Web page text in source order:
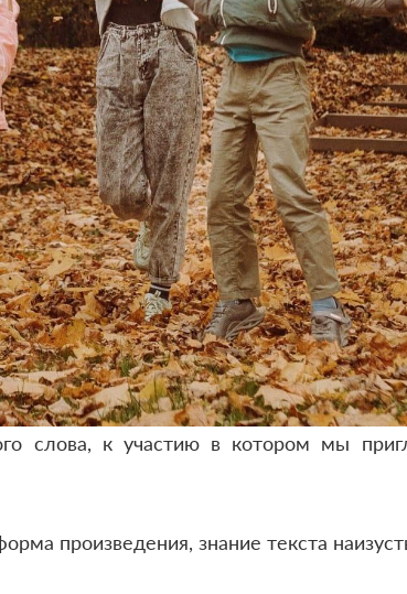
слова, к участию в котором мы
произведения, знание текста